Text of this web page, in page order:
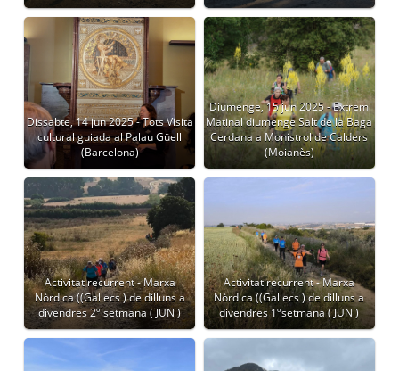
Dissabte, 14 jun 2025 - Tots Visita
cultural guiada al Palau Güell
(Barcelona)
Diumenge, 15 jun 2025 - Extrem
Matinal diumenge Salt de la Baga
Cerdana a Monistrol de Calders
(Moianès)
Activitat recurrent - Marxa
Nòrdica ((Gallecs ) de dilluns a
divendres 2º setmana ( JUN )
Activitat recurrent - Marxa
Nòrdica ((Gallecs ) de dilluns a
divendres 1ºsetmana ( JUN )